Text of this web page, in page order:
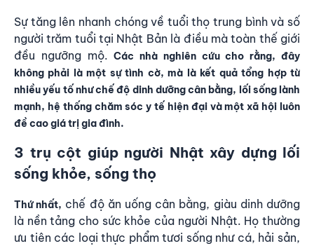
Sự tăng lên nhanh chóng về tuổi thọ trung bình và số
người trăm tuổi tại Nhật Bản là điều mà toàn thế giới
đều ngưỡng mộ.Các nhà nghiên cứu cho rằng, đây
không phải là một sự tình cờ, mà là kết quả tổng hợp từ
nhiều yếu tố như chế độ dinh dưỡng cân bằng, lối sống lành
mạnh, hệ thống chăm sóc y tế hiện đại và một xã hội luôn
đề cao giá trị gia đình.
3 trụ cột giúp người Nhật xây dựng lối
sống khỏe, sống thọ
Thứ nhất, chế độ ăn uống cân bằng, giàu dinh dưỡng
là nền tảng cho sức khỏe của người Nhật. Họ thường
ưu tiên các loại thực phẩm tươi sống như cá, hải sản,